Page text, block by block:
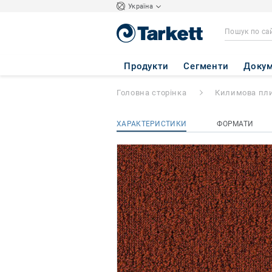
Україна
Продукти Сегменти
Fields - Fields
Головна сторінка Килимова
ХАРАКТЕРИСТИКИ ФОРМАТИ